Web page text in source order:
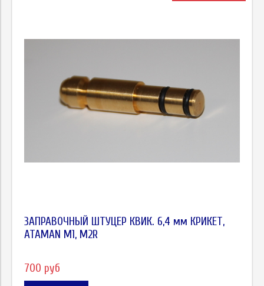
ЗАПРАВОЧНЫЙ ШТУЦЕР КВИК. 6,4 мм КРИКЕТ,
ATAMAN M1, M2R
700 руб